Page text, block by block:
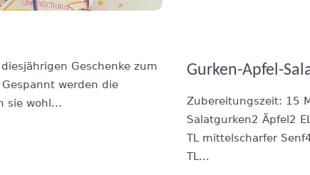
Geschenke zum
werden die
sie wohl...
Gurken-Apfel-
Zubereitungszeit: 15
Salatgurken2 Äpfel2
TL mittelscharfer
TL...